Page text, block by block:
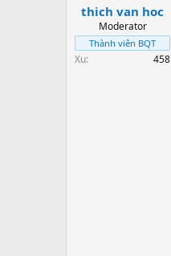
thich van hoc
Moderator
Thành viên BQT
Xu 458